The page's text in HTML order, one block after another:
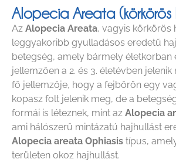
Alopecia Areata (körkörös
Az Alopecia Areata, vagyis körkörös
leggyakoribb gyulladásos eredetű
betegség, amely bármely életkorban
jellemzően a 2. és 3. életévben
fő jellemzője, hogy a fejbőrön egy
kopasz folt jelenik meg, de a
formái is léteznek, mint az Alopecia
ami hálószerű mintázatú hajhullást
Alopecia areata Ophiasis típus,
területen okoz hajhullást.